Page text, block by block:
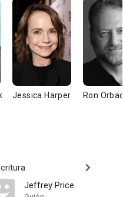
Jessica Harper Ron
Jeffrey Price